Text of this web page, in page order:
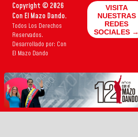
Copyright © 2026
Con El Mazo Dando.
Todos Los Derechos
Reservados.
Desarrollado por: Con
El Mazo Dando
VISITA
NUESTRAS
REDES
SOCIALES →